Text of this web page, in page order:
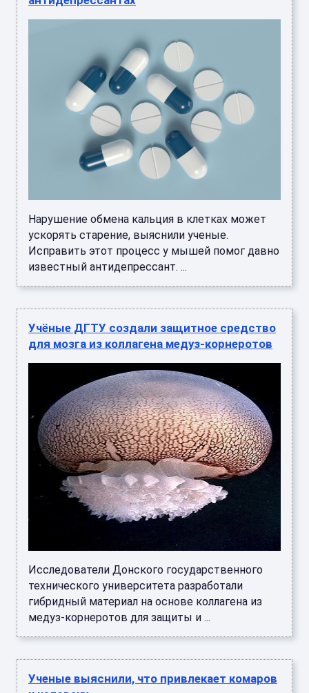
Нарушение обмена кальция в клетках может
ускорять старение, выяснили ученые.
Исправить этот процесс у мышей помог давно
известный антидепрессант. ...
Учёные ДГТУ создали защитное средство
для мозга из коллагена медуз-корнеротов
Исследователи Донского государственного
технического университета разработали
гибридный материал на основе коллагена из
медуз-корнеротов для защиты и ...
Ученые выяснили, что привлекает комаров